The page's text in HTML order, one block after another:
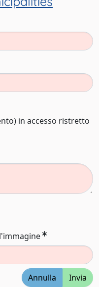
in accesso ristretto
Annulla Invia